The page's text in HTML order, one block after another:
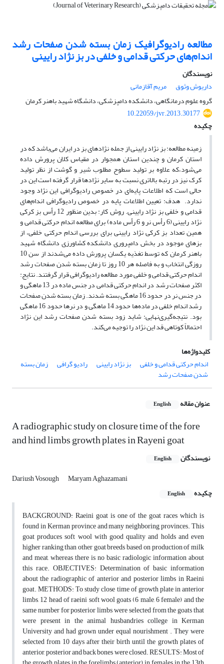
مطالعه رادیوگرافیک زمان بسته شدن صفحات رشد
اندام‌‌های حرکتی قدامی و خلفی در بز نژاد رایینی
نویسندگان
داریوش وثوق
مریم آقازمانی
گروه علوم درمانگاهی، دانشکده دامپزشکی، دانشگاه شهید باهنر کرمان
10.22059/jvr.2013.30177
چکیده
‌زمینه مطالعه: بز نژاد رایینی از جمله نژادهای بز در ایران می‌باشد که در
استان کرمان و چندین استان همجوار در مقیاس کلان پرورش داده
می‌شود،که علاوه بر تولید سطوح مطلوب شیر و گوشت از نظر تولید
کرک نیز در رتبه بالاتری نسبت به سایر نژادها قرار گرفته است این در
حالی است که اطلاعات پایه‌ای در خصوص رادیوگرافی این نژاد وجود
ندارد. ‌ هدف: تعیین اطلاعات پایه در خصوص رادیوگرافی اندام‌های
قدامی و خلفی بز نژاد رایینی. روش‌ ‌کار: بدین منظور 12 رأس بز کرکی
نژاد رایینی (6 رأس نر و 6 رأس ماده) برای مطالعه اندام حرکتی قدامی و
همین تعداد بز کرکی نژاد رایینی برای بررسی اندام حرکتی خلفی، از
بزهای موجود در بخش دامپروری دانشکده کشاورزی دانشگاه شهید
باهنر کرمان که توسط تغذیه یکسان پرورش داده می‌شدند از سن 10
روزگی انتخاب و به فاصله هر 10 روز تا زمان بسته شدن صفحات رشد
اندام حرکتی قدامی و خلفی مورد مطالعه رادیوگرافی قرار گرفتند. نتایج:
اکثر صفحات رشد در اندام حرکتی قدامی در جنس ماده در 13 ماهگی و
در جنس نر در حدود 16 ماهگی بسته شدند. زمان بسته شدن صفحات
رشد اندام خلفی در ماده‌ها حدود 14 ماهگی و در نرها حدود 16 ماهگی
بود. ‌نتیجه‌گیری‌نهایی: شاید زود بسته شدن صفحات رشد این نژاد
احتمالاً کوتاهی قد این نژاد را توجیه می‌کند.
کلیدواژه‌ها
اندام حرکتی قدامی و خلفی
بز نژاد رایینی رادیو گرافی زمان بسته
شدن صفحات رشد
عنوان مقاله English
A radiographic study on closure time of the fore
and hind limbs growth plates in Rayeni goat
نویسندگان English
Dariush Vosough
Maryam Aghazamani
چکیده
English
BACKGROUND: Raeini goat is one of the goat races which is
found in Kerman province and many neighboring provinces. This
goat produces soft wool with good quality and holds and even
higher ranking than other goat breeds based on production of milk
and meat, whereas there is no basic radiologic information about
this race. OBJECTIVES: Determination of basic information
about the radiographic of anterior and posterior limbs in Raeini
goat. METHODS: To study close time of growth plate in anterior
limbs, 12 head of raeini soft wool goats (6 male, 6 female) and the
same number for posterior limbs were selected from the goats that
were present in the animal husbandries college in Kerman
University and had grown under equal nourishment . They were
selected from 10 days after their birth until the growth plates of
anterior, posterior and back bones were closed. RESULTS: Most of